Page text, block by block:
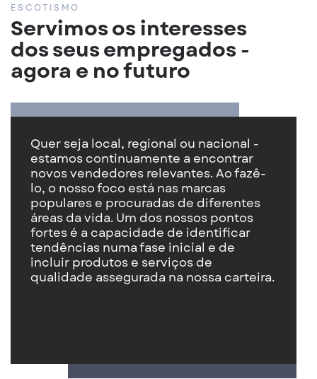
ESCOTISMO
Servimos os interesses
dos seus empregados -
agora e no futuro
Quer seja local, regional ou nacional -
estamos continuamente a encontrar
novos vendedores relevantes. Ao fazê-
lo, o nosso foco está nas marcas
populares e procuradas de diferentes
áreas da vida. Um dos nossos pontos
fortes é a capacidade de identificar
tendências numa fase inicial e de
incluir produtos e serviços de
qualidade assegurada na nossa carteira.